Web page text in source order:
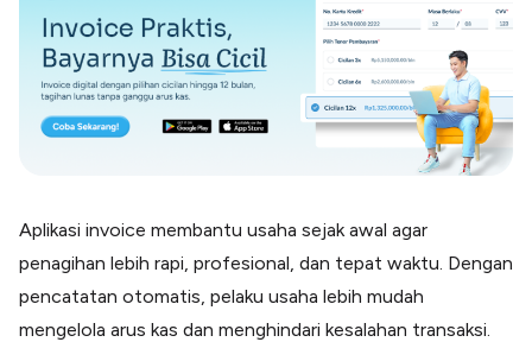
Aplikasi invoice membantu usaha sejak awal agar
penagihan lebih rapi, profesional, dan tepat waktu. Dengan
pencatatan otomatis, pelaku usaha lebih mudah
mengelola arus kas dan menghindari kesalahan transaksi.